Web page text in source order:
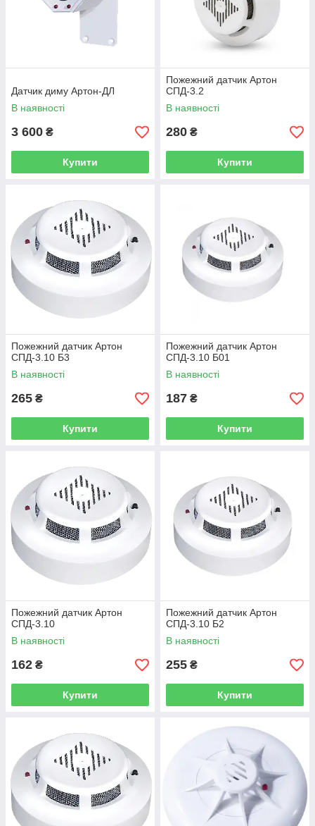
Датчик диму Артон-ДЛ
В наявності
3 600 ₴
Купити
Пожежний датчик Артон
СПД-3.2
В наявності
280 ₴
Купити
Пожежний датчик Артон
СПД-3.10 Б3
В наявності
265 ₴
Купити
Пожежний датчик Артон
СПД-3.10 Б01
В наявності
187 ₴
Купити
Пожежний датчик Артон
СПД-3.10
В наявності
162 ₴
Купити
Пожежний датчик Артон
СПД-3.10 Б2
В наявності
255 ₴
Купити